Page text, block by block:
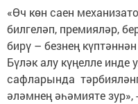
«Өч көн саен
билгеләп, премияләр,
бирү – безнең
Бүләк алу күңелле инде
сафларында
әләмнең әһәмияте